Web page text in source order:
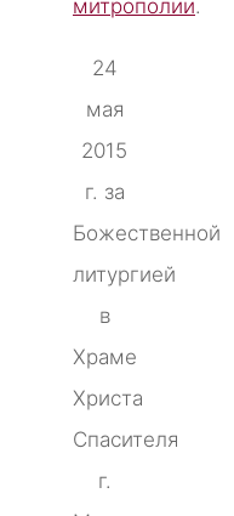
митрополии.
24
мая
2015
г. за
Божественной
литургией
в
Храме
Христа
Спасителя
г.